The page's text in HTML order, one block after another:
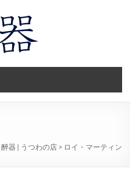
醉器 | うつわの店> ロイ・マーティン